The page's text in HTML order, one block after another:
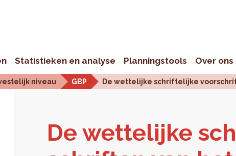
Statistieken en analyse Planningstools Over ons
niveau GBP De wettelijke schriftelijke
De wet­te­lij­ke